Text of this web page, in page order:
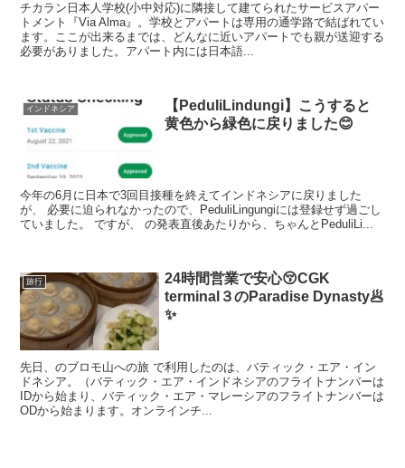
チカラン日本人学校(小中対応)に隣接して建てられたサービスアパー
トメント『Via Alma』。学校とアパートは専用の通学路で結ばれてい
ます。ここが出来るまでは、どんなに近いアパートでも親が送迎する
必要がありました。アパート内には日本語...
インドネシア
【PeduliLindungi】こうすると
黄色から緑色に戻りました😊
今年の6月に日本で3回目接種を終えてインドネシアに戻りました
が、 必要に迫られなかったので、PeduliLingungiには登録せず過ごし
ていました。 ですが、 の発表直後あたりから、ちゃんとPeduliLi...
旅行
24時間営業で安心😚CGK
terminal３のParadise Dynasty🥟
✨️
先日、のブロモ山への旅 で利用したのは、バティック・エア・イン
ドネシア。（バティック・エア・インドネシアのフライトナンバーは
IDから始まり、バティック・エア・マレーシアのフライトナンバーは
ODから始まります。オンラインチ...